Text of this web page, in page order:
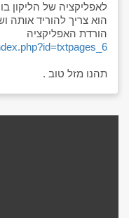
לאפליקציה של הליקון
הוא צריך להוריד אותה
הורדת האפליקציה
id=txtpages_6
תהנו מזל טוב .